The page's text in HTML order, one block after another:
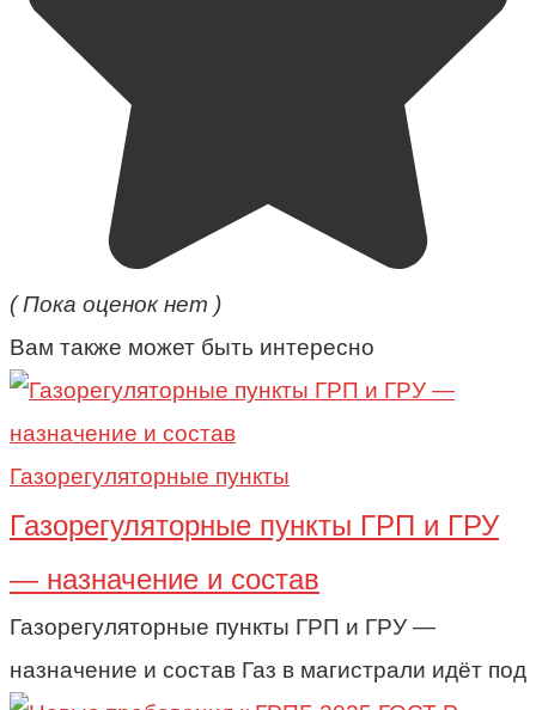
( Пока оценок нет )
Вам также может быть интересно
Газорегуляторные пункты
Газорегуляторные пункты ГРП и ГРУ
— назначение и состав
Газорегуляторные пункты ГРП и ГРУ —
назначение и состав Газ в магистрали идёт под